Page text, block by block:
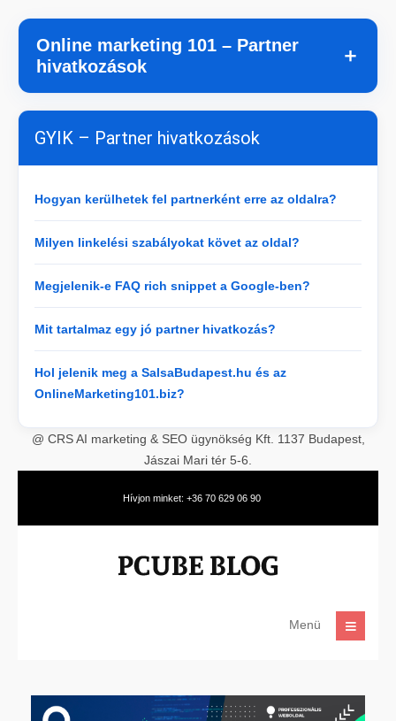
Online marketing 101 – Partner
hivatkozások
＋
GYIK – Partner hivatkozások
Hogyan kerülhetek fel partnerként erre az oldalra?
Milyen linkelési szabályokat követ az oldal?
Megjelenik-e FAQ rich snippet a Google-ben?
Mit tartalmaz egy jó partner hivatkozás?
Hol jelenik meg a SalsaBudapest.hu és az
OnlineMarketing101.biz?
@ CRS AI marketing & SEO ügynökség Kft. 1137 Budapest,
Jászai Mari tér 5-6.
Hívjon minket: +36 70 629 06 90
Menü